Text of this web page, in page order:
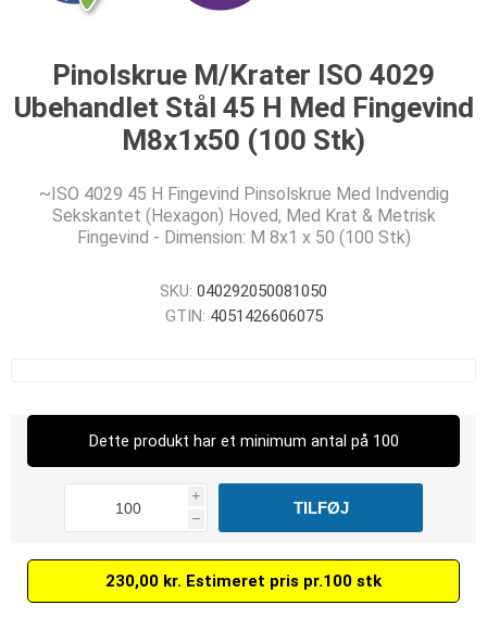
Pinolskrue M/Krater ISO 4029
Ubehandlet Stål 45 H Med Fingevind
M8x1x50 (100 Stk)
~ISO 4029 45 H Fingevind Pinsolskrue Med Indvendig
Sekskantet (Hexagon) Hoved, Med Krat & Metrisk
Fingevind - Dimension: M 8x1 x 50 (100 Stk)
SKU: 040292050081050
GTIN: 4051426606075
Dette produkt har et minimum antal på 100
i
h
230,00 kr. Estimeret pris pr.100 stk